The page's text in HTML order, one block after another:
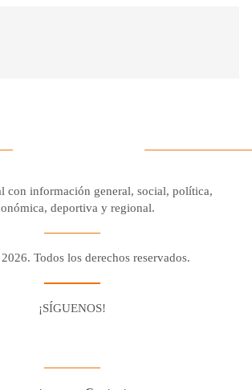
con información general, social, política,
deportiva y regional.
Todos los derechos reservados.
¡SÍGUENOS!